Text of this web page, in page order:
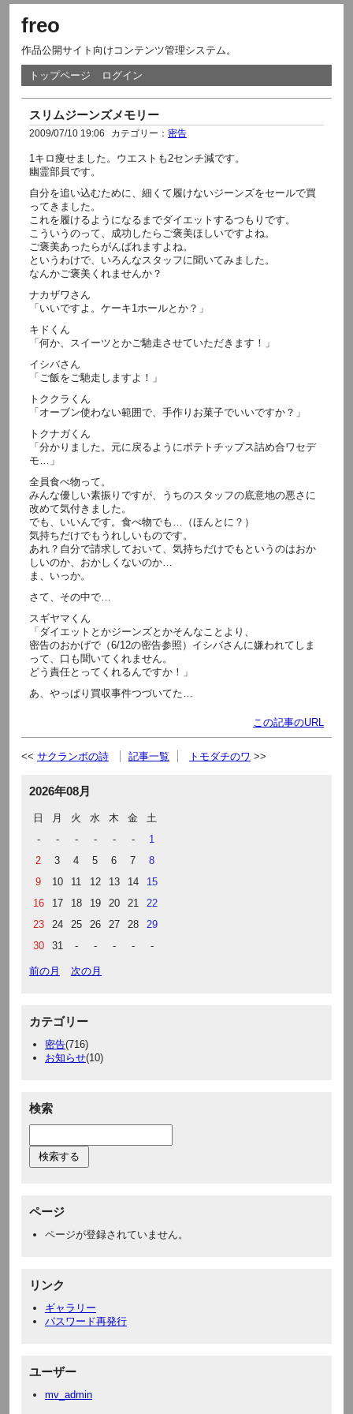
freo
作品公開サイト向けコンテンツ管理システム。
トップページ ログイン
スリムジーンズメモリー
2009/07/10 19:06 カテゴリー： 密告
1キロ痩せました。ウエストも2センチ減です。
幽霊部員です。
自分を追い込むために、細くて履けないジーンズをセールで買
ってきました。
これを履けるようになるまでダイエットするつもりです。
こういうのって、成功したらご褒美ほしいですよね。
ご褒美あったらがんばれますよね。
というわけで、いろんなスタッフに聞いてみました。
なんかご褒美くれませんか？
ナカザワさん
「いいですよ。ケーキ1ホールとか？」
キドくん
「何か、スイーツとかご馳走させていただきます！」
イシバさん
「ご飯をご馳走しますよ！」
トククラくん
「オーブン使わない範囲で、手作りお菓子でいいですか？」
トクナガくん
「分かりました。元に戻るようにポテトチップス詰め合ワセデ
モ…」
全員食べ物って。
みんな優しい素振りですが、うちのスタッフの底意地の悪さに
改めて気付きました。
でも、いいんです。食べ物でも…（ほんとに？）
気持ちだけでもうれしいものです。
あれ？自分で請求しておいて、気持ちだけでもというのはおか
しいのか、おかしくないのか…
ま、いっか。
さて、その中で…
スギヤマくん
「ダイエットとかジーンズとかそんなことより、
密告のおかげで（6/12の密告参照）イシバさんに嫌われてしま
って、口も聞いてくれません。
どう責任とってくれるんですか！」
あ、やっぱり買収事件つづいてた…
この記事のURL
サクランボの詩 記事一覧 トモダチのワ
2026年08月
日 月 火 水 木 金
土
-
- - - - -
1
2
3 4 5 6 7
8
9
10 11 12 13 14
15
16
17 18 19 20 21
22
23
24 25 26 27 28
29
30
31 - - - - -
前の月 次の月
カテゴリー
密告(716)
お知らせ(10)
検索
ページ
ページが登録されていません。
リンク
ギャラリー
パスワード再発行
ユーザー
mv_admin